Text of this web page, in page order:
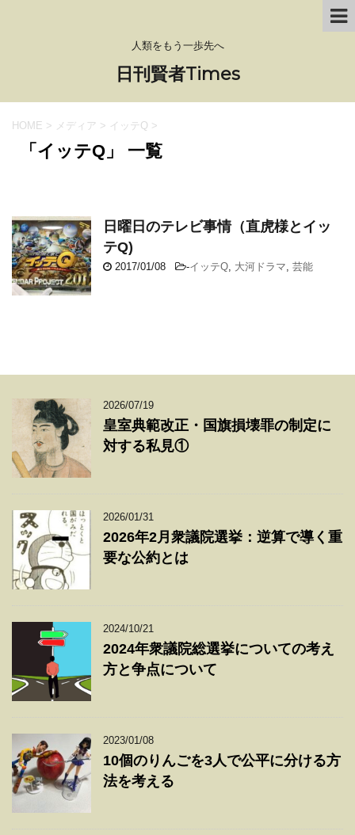
人類をもう一歩先へ
日刊賢者Times
HOME > メディア > イッテQ >
「イッテQ」 一覧
日曜日のテレビ事情（直虎様とイッ
テQ)
2017/01/08 -イッテQ, 大河ドラマ, 芸能
2026/07/19
皇室典範改正・国旗損壊罪の制定に
対する私見①
2026/01/31
2026年2月衆議院選挙：逆算で導く重
要な公約とは
2024/10/21
2024年衆議院総選挙についての考え
方と争点について
2023/01/08
10個のりんごを3人で公平に分ける方
法を考える